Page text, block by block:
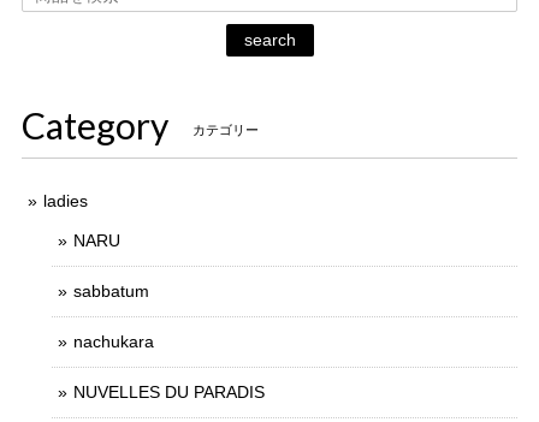
search
Category カテゴリー
ladies
NARU
sabbatum
nachukara
NUVELLES DU PARADIS